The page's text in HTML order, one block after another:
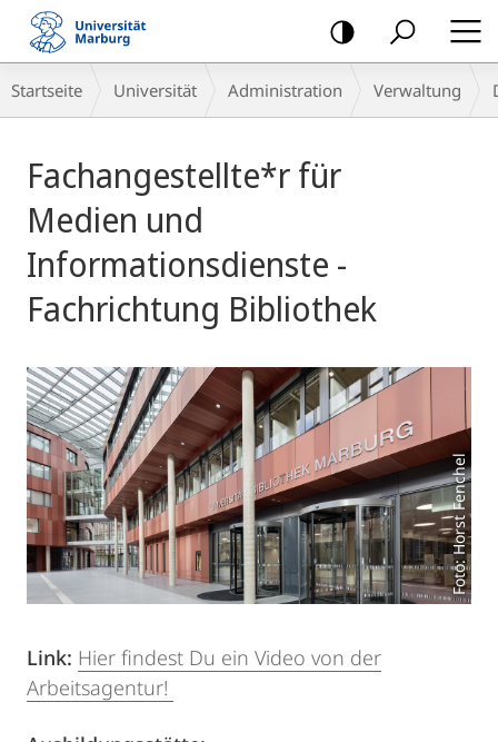
Mobile-
Navigation
Breadcrumb-
Navigation
Startseite Universität Administration Verwaltung
Fachangestellte*r für
Medien und
Informationsdienste -
Fachrichtung Bibliothek
Foto: Horst Fenchel
Link: Hier findest Du ein Video von der
Arbeitsagentur!